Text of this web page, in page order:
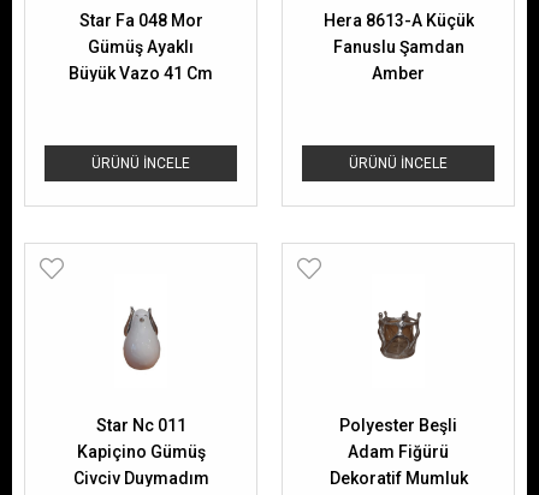
ÜRÜNÜ İNCELE
Star Fa 048 Mor
Gümüş Ayaklı
Büyük Vazo 41 Cm
ÜRÜNÜ İNCELE
Hera 8613-A Küçük
Fanuslu Şamdan
Amber
Star Nc 011
Kapiçino Gümüş
Civciv Duymadım
Polyester Beşli
Adam Fiğürü
Dekoratif Mumluk